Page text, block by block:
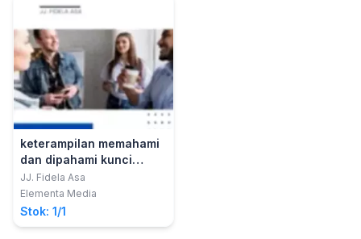
keterampilan memahami
dan dipahami kunci
dalam komunikasi
JJ. Fidela Asa
Elementa Media
Stok: 1/1